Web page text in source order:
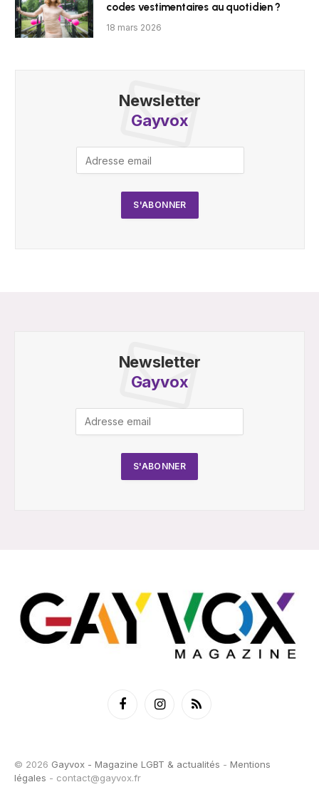
codes vestimentaires au quotidien ?
18 mars 2026
Newsletter
Gayvox
Newsletter
Gayvox
FacebookInstagramRSS
© 2026 Gayvox - Magazine LGBT & actualités - Mentions
légales - contact@gayvox.fr